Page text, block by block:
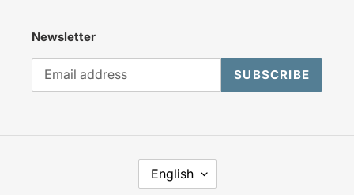
Newsletter
SUBSCRIBE
English